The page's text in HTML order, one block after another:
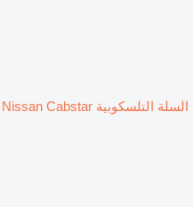
رافعة السلة التلسكوبية Nissan Cabstar